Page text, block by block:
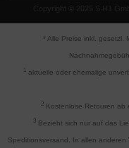
Copyright © 2025 S.H1
* Alle Preise inkl. gesetzl.
aktuelle oder ehemalige
2Kostenlose Retouren ab
3 Bezieht sich nur auf das
Speditionsversand. In allen anderen